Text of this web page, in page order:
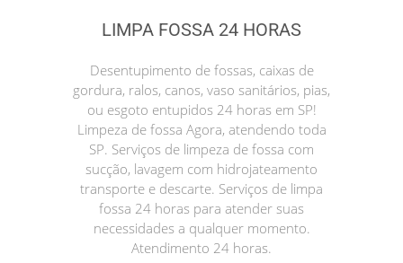
LIMPA FOSSA 24 HORAS
Desentupimento de fossas, caixas de
gordura, ralos, canos, vaso sanitários, pias,
ou esgoto entupidos 24 horas em SP!
Limpeza de fossa Agora, atendendo toda
SP. Serviços de limpeza de fossa com
sucção, lavagem com hidrojateamento
transporte e descarte. Serviços de limpa
fossa 24 horas para atender suas
necessidades a qualquer momento.
Atendimento 24 horas.